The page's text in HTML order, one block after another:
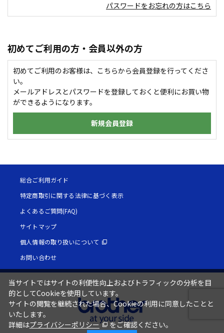
パスワードをお忘れの方はこちら
初めてご利用の方・会員以外の方
初めてご利用のお客様は、こちらから会員登録を行ってくださ
い。
メールアドレスとパスワードを登録しておくと便利にお買い物
ができるようになります。
新規会員登録
総合ご利用ガイド
特定商取引に関する法律に基づく表示
よくあるご質問(FAQ)
サイトマップ
個人情報の取り扱いについて
お問い合わせ
当サイトではサイトの利便性向上およびトラフィックの分析を目
的としてCookieを使用しています。
サイトの閲覧を継続された場合、Cookieの利用に同意したことと
いたします。
詳細はプライバシーポリシー をご確認ください。